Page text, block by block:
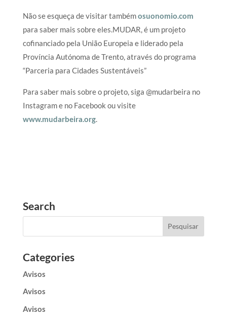
Não se esqueça de visitar tambémosuonomio.com
para saber mais sobre eles.MUDAR, é um projeto
cofinanciado pela União Europeia e liderado pela
Província Autónoma de Trento, através do programa
“Parceria para Cidades Sustentáveis”
Para saber mais sobre o projeto, siga @mudarbeira no
Instagram e no Facebook ou visite
www.mudarbeira.org.
Search
Categories
Avisos
Avisos
Avisos